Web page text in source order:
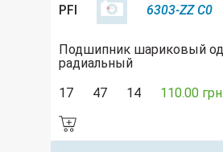
PFI 6303-ZZ C0
Подшипник шариковый
радиальный
17
47 14 110.00 грн.